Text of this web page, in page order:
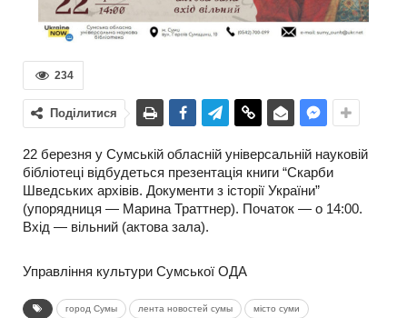
234
Поділитися
22 березня у Сумській обласній універсальній науковій
бібліотеці відбудеться презентація книги “Скарби
Шведських архівів. Документи з історії України”
(упорядниця — Марина Траттнер). Початок — о 14:00.
Вхід — вільний (актова зала).
Управління культури Сумської ОДА
город Сумы лента новостей сумы місто суми